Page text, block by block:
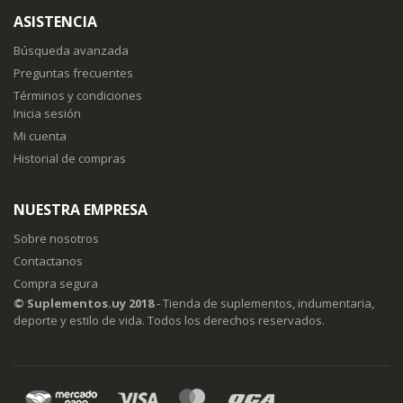
de
noticias:
ASISTENCIA
Búsqueda avanzada
Preguntas frecuentes
Términos y condiciones
Inicia sesión
Mi cuenta
Historial de compras
NUESTRA EMPRESA
Sobre nosotros
Contactanos
Compra segura
© Suplementos.uy 2018- Tienda de suplementos, indumentaria,
deporte y estilo de vida. Todos los derechos reservados.